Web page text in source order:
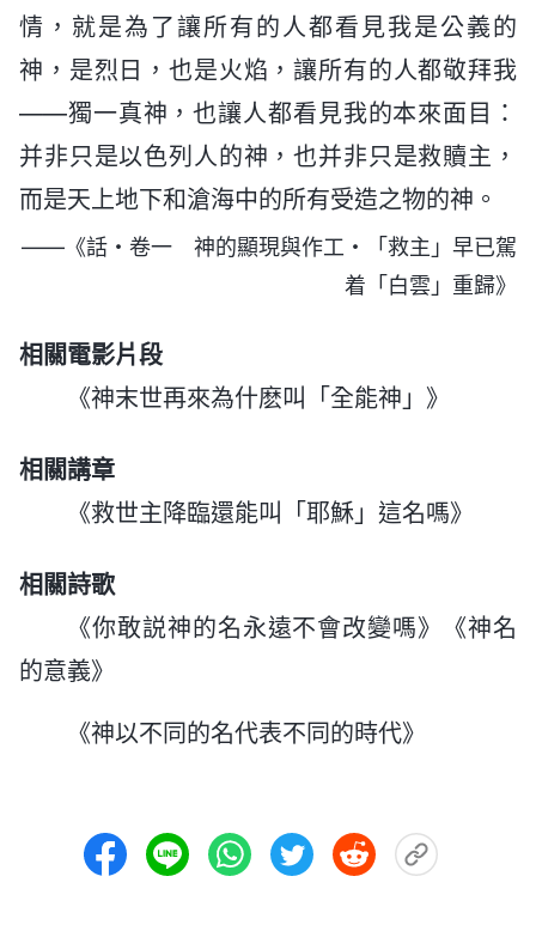
情，就是為了讓所有的人都看見我是公義的
神，是烈日，也是火焰，讓所有的人都敬拜我
——獨一真神，也讓人都看見我的本來面目：
并非只是以色列人的神，也并非只是救贖主，
而是天上地下和滄海中的所有受造之物的神。
——《話・卷一 神的顯現與作工・「救主」早已駕
着「白雲」重歸》
相關電影片段
《神末世再來為什麽叫「全能神」》
相關講章
《救世主降臨還能叫「耶穌」這名嗎》
相關詩歌
《你敢説神的名永遠不會改變嗎》《神名
的意義》
《神以不同的名代表不同的時代》